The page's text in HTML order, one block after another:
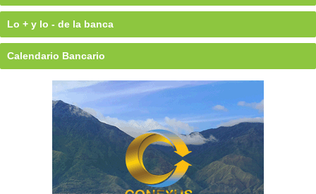
Lo + y lo - de la banca
Calendario Bancario